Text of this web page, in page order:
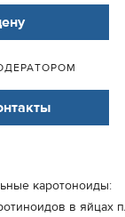
каротоноиды:
в яйцах